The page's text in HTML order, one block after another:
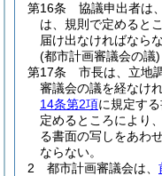
第16条
協議申出者は
は、規則で定めると
届け出なければならな
(都市計画審議会の議)
第17条
市長は、立地
審議会の議を経なけ
14条第2項に規定す
定めるところにより
る書面の写しをあわ
ならない。
2
都市計画審議会は、